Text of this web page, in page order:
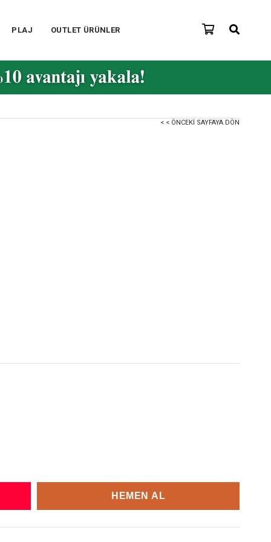
PLAJ OUTLET ÜRÜNLER
< < ÖNCEKI SAYFAYA DÖN